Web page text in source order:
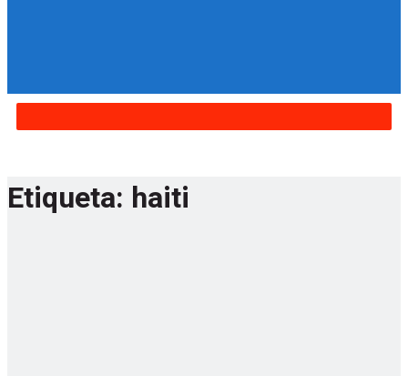
Etiqueta: haiti